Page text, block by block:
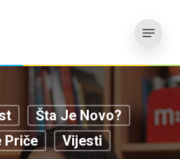
Šta Je Novo?
Priče
Vijesti